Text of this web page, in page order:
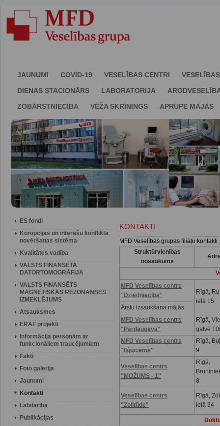
JAUNUMI COVID-19 VESELĪBAS CENTRI
DIENAS STACIONĀRS
LABORATORIJA
ZOBĀRSTNIECĪBA
VĒŽA SKRĪNINGS APRŪPE MĀJĀS
ES fondi
Korupcijas un interešu konflikta
novēršanas sistēma
Kvalitātes vadība
VALSTS FINANSĒTA
DATORTOMOGRĀFIJA
VALSTS FINANSĒTS
MAGNĒTISKĀS REZONANSES
IZMEKLĒJUMS
Atsauksmes
ERAF projekti
Informācija personām ar
funkcionāliem traucējumiem
Fakti
Foto galerija
Jaunumi
Kontakti
Labdarība
Publikācijas
KONTAKTI
MFD Veselības grupas filiāļu kontakti
Struktūrvienības
nosaukums
MFD Veselības centrs
''Dziedniecība''
Rīgā,
ielā 15
Ārstu izsaukšana mājās
MFD Veselības centrs
"Pārdaugava"
Rīgā,
gatvē
MFD Veselības centrs
"Iļģuciems"
Rīgā,
9
Veselības centrs
"MOŽUMS - 1''
Rīgā,
8
Veselības centrs
"Zolitūde"
Rīgā,
ielā 34